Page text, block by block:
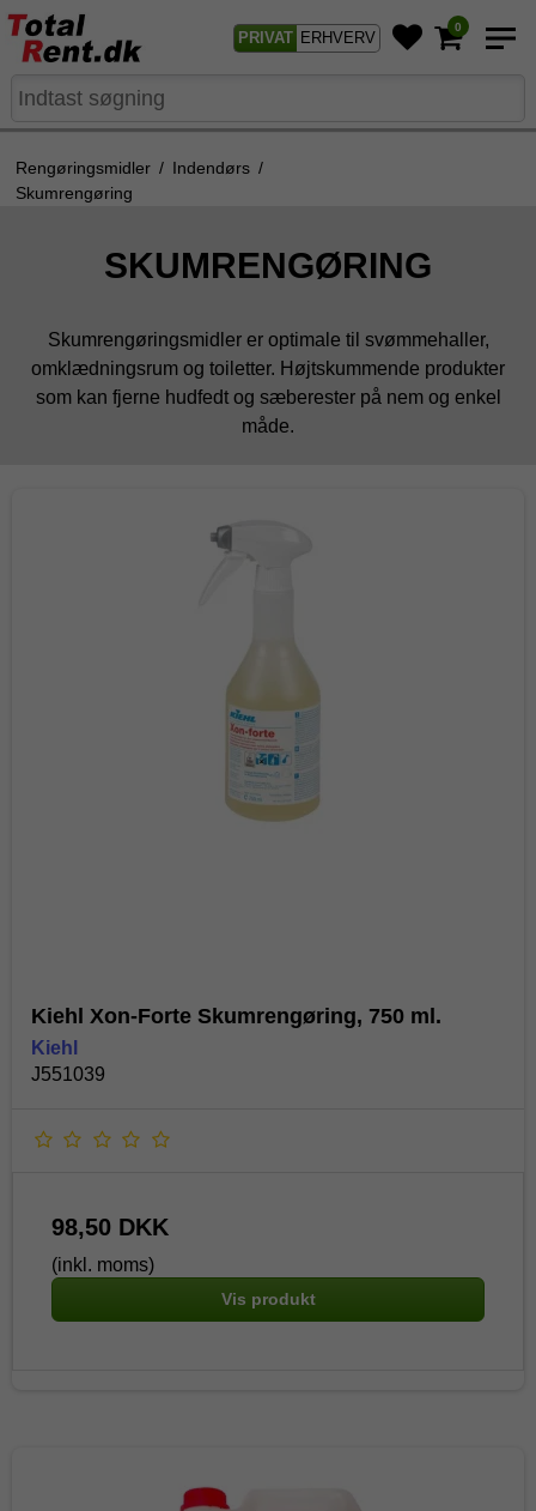
PRIVAT ERHVERV
0
Rengøringsmidler / Indendørs /
Skumrengøring
SKUMRENGØRING
Skumrengøringsmidler er optimale til svømmehaller,
omklædningsrum og toiletter. Højtskummende produkter
som kan fjerne hudfedt og sæberester på nem og enkel
måde.
Kiehl Xon-Forte Skumrengøring, 750 ml.
Kiehl
J551039
98,50 DKK
(inkl. moms)
Vis produkt